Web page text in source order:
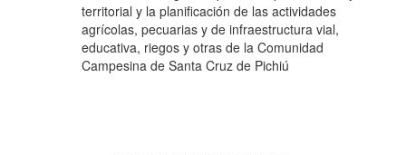
territorial y la planificación de las actividades
agrícolas, pecuarias y de infraestructura vial,
educativa, riegos y otras de la Comunidad
Campesina de Santa Cruz de Pichiú